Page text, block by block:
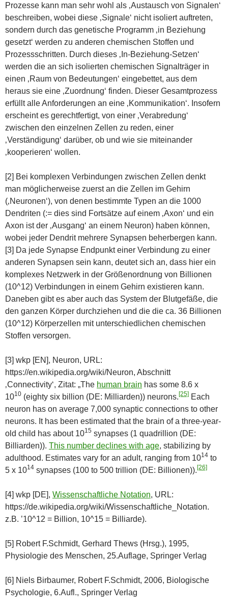
Prozesse kann man sehr wohl als ‚Austausch von Signalen‘
beschreiben, wobei diese ‚Signale‘ nicht isoliert auftreten,
sondern durch das genetische Programm ‚in Beziehung
gesetzt‘ werden zu anderen chemischen Stoffen und
Prozessschritten. Durch dieses ‚In-Beziehung-Setzen‘
werden die an sich isolierten chemischen Signalträger in
einen ‚Raum von Bedeutungen‘ eingebettet, aus dem
heraus sie eine ‚Zuordnung‘ finden. Dieser Gesamtprozess
erfüllt alle Anforderungen an eine ‚Kommunikation‘. Insofern
erscheint es gerechtfertigt, von einer ‚Verabredung‘
zwischen den einzelnen Zellen zu reden, einer
‚Verständigung‘ darüber, ob und wie sie miteinander
‚kooperieren‘ wollen.
[2] Bei komplexen Verbindungen zwischen Zellen denkt
man möglicherweise zuerst an die Zellen im Gehirn
(‚Neuronen‘), von denen bestimmte Typen an die 1000
Dendriten (:= dies sind Fortsätze auf einem ‚Axon‘ und ein
Axon ist der ‚Ausgang‘ an einem Neuron) haben können,
wobei jeder Dendrit mehrere Synapsen beherbergen kann.
[3] Da jede Synapse Endpunkt einer Verbindung zu einer
anderen Synapsen sein kann, deutet sich an, dass hier ein
komplexes Netzwerk in der Größenordnung von Billionen
(10^12) Verbindungen in einem Gehirn existieren kann.
Daneben gibt es aber auch das System der Blutgefäße, die
den ganzen Körper durchziehen und die die ca. 36 Billionen
(10^12) Körperzellen mit unterschiedlichen chemischen
Stoffen versorgen.
[3] wkp [EN], Neuron, URL:
https://en.wikipedia.org/wiki/Neuron, Abschnitt
‚Connectivity‘, Zitat: „The human brain has some 8.6 x
1010 (eighty six billion (DE: Milliarden)) neurons. [25] Each
neuron has on average 7,000 synaptic connections to other
neurons. It has been estimated that the brain of a three-year-
old child has about 1015 synapses (1 quadrillion (DE:
Billiarden)). This number declines with age, stabilizing by
adulthood. Estimates vary for an adult, ranging from 1014 to
5 x 1014 synapses (100 to 500 trillion (DE: Billionen)). [26]
[4] wkp [DE], Wissenschaftliche Notation, URL:
https://de.wikipedia.org/wiki/Wissenschaftliche_Notation.
z.B. ’10^12 = Billion, 10^15 = Billiarde).
[5] Robert F.Schmidt, Gerhard Thews (Hrsg.), 1995,
Physiologie des Menschen, 25.Auflage, Springer Verlag
[6] Niels Birbaumer, Robert F.Schmidt, 2006, Biologische
Psychologie, 6.Aufl., Springer Verlag